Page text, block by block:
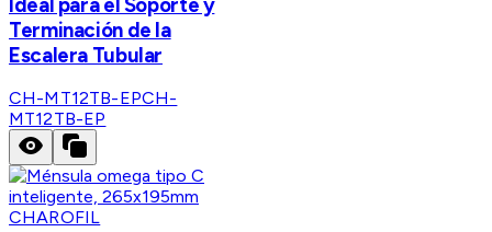
Terminación de la
Escalera Tubular
CH-MT12TB-EPCH-
MT12TB-EP
CHAROFIL